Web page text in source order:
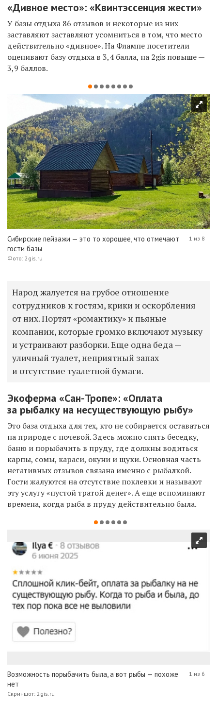
«Дивное место»: «Квинтэссенция жести»
У базы отдыха 86 отзывов и некоторые из них
заставляют заставляют усомниться в том, что место
действительно «дивное». На Флампе посетители
оценивают базу отдыха в 3,4 балла, на 2gis повыше —
3,9 баллов.
Сибирские пейзажи — это то хорошее, что отмечают
гости базы
Фото: 2gis.ru
1 из 8
Народ жалуется на грубое отношение
сотрудников к гостям, крики и оскорбления
от них. Портят «романтику» и пьяные
компании, которые громко включают музыку
и устраивают разборки. Еще одна беда —
уличный туалет, неприятный запах
и отсутствие туалетной бумаги.
Экоферма «Сан-Тропе»: «Оплата
за рыбалку на несуществующую рыбу»
Это база отдыха для тех, кто не собирается оставаться
на природе с ночевой. Здесь можно снять беседку,
баню и порыбачить в пруду, где должны водиться
карпы, сомы, караси, окуни и щуки. Основная часть
негативных отзывов связана именно с рыбалкой.
Гости жалуются на отсутствие поклевки и называют
эту услугу «пустой тратой денег». А еще вспоминают
времена, когда рыба в пруду действительно была.
Возможность порыбачить была, а вот рыбы — похоже
нет
Скриншот: 2gis.ru
1 из 6